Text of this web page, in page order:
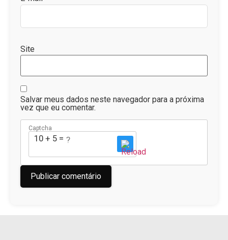
Site
Salvar meus dados neste navegador para a próxima
vez que eu comentar.
Captcha
10 + 5 = ?